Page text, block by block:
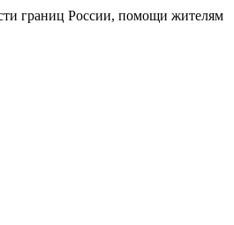
границ России, помощи жителям